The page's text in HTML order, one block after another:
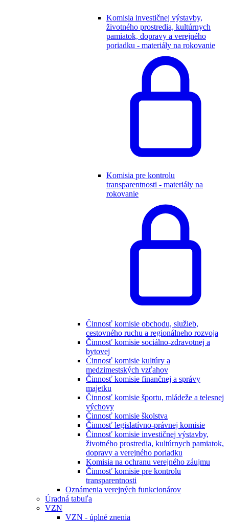
Komisia investičnej výstavby,
životného prostredia, kultúrnych
pamiatok, dopravy a verejného
poriadku - materiály na rokovanie
Komisia pre kontrolu
transparentnosti - materiály na
rokovanie
Činnosť komisie obchodu, služieb,
cestovného ruchu a regionálneho rozvoja
Činnosť komisie sociálno-zdravotnej a
bytovej
Činnosť komisie kultúry a
medzimestských vzťahov
Činnosť komisie finančnej a správy
majetku
Činnosť komisie športu, mládeže a telesnej
výchovy
Činnosť komisie školstva
Činnosť legislatívno-právnej komisie
Činnosť komisie investičnej výstavby,
životného prostredia, kultúrnych pamiatok,
dopravy a verejného poriadku
Komisia na ochranu verejného záujmu
Činnosť komisie pre kontrolu
transparentnosti
Oznámenia verejných funkcionárov
Úradná tabuľa
VZN
VZN - úplné znenia